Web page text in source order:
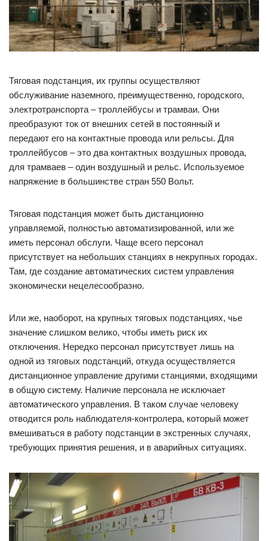
Тяговая подстанция, их группы осуществляют
обслуживание наземного, преимущественно, городского,
электротранспорта – троллейбусы и трамваи. Они
преобразуют ток от внешних сетей в постоянный и
передают его на контактные провода или рельсы. Для
троллейбусов – это два контактных воздушных провода,
для трамваев – один воздушный и рельс. Используемое
напряжение в большинстве стран 550 Вольт.
Тяговая подстанция может быть дистанционно
управляемой, полностью автоматизированной, или же
иметь персонал обслуги. Чаще всего персонал
присутствует на небольших станциях в некрупных городах.
Там, где создание автоматических систем управления
экономически нецелесообразно.
Или же, наоборот, на крупных тяговых подстанциях, чье
значение слишком велико, чтобы иметь риск их
отключения. Нередко персонал присутствует лишь на
одной из тяговых подстанций, откуда осуществляется
дистанционное управление другими станциями, входящими
в общую систему. Наличие персонала не исключает
автоматического управления. В таком случае человеку
отводится роль наблюдателя-контролера, который может
вмешиваться в работу подстанции в экстренных случаях,
требующих принятия решения, и в аварийных ситуациях.